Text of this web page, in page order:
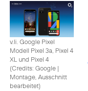
v.li. Google Pixel
Modell Pixel 3a, Pixel 4
XL und Pixel 4
(Credits: Google |
Montage, Ausschnitt
bearbeitet)